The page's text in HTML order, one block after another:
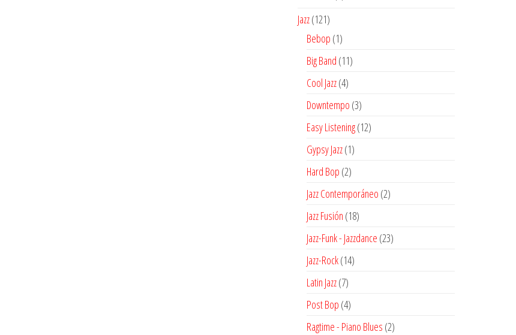
Jazz 121121
productos
Bebop 11
producto
Big Band 1111
Cool Jazz 44
productos
Downtempo 33
productos
Easy Listening 1212
Gypsy Jazz 11
Hard Bop 22
productos
Jazz Contemporáneo 22
Jazz Fusión 1818
productos
Jazz-Funk - Jazzdance 2323
Jazz-Rock 1414
Latin Jazz 77
productos
Post Bop 44
productos
Ragtime - Piano Blues 22